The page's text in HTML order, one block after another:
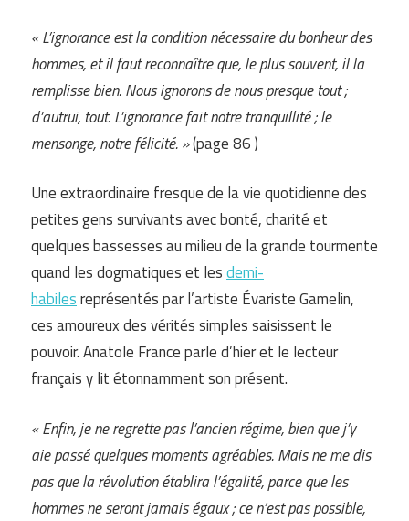
« L’ignorance est la condition nécessaire du bonheur des
hommes, et il faut reconnaître que, le plus souvent, il la
remplisse bien. Nous ignorons de nous presque tout;
d’autrui, tout. L’ignorance fait notre tranquillité ; le
mensonge, notre félicité. »(page 86 )
Une extraordinaire fresque de la vie quotidienne des
petites gens survivants avec bonté, charité et
quelques bassesses au milieu de la grande tourmente
quand les dogmatiques et lesdemi-
habilesreprésentés par l’artiste Évariste Gamelin,
ces amoureux des vérités simples saisissent le
pouvoir. Anatole France parle d’hier et le lecteur
français y lit étonnamment son présent.
« Enfin, je ne regrette pas l’ancien régime, bien que j’y
aie passé quelques moments agréables. Mais ne me dis
pas que la révolution établira l’égalité, parce que les
hommes ne seront jamais égaux ; ce n’est pas possible,